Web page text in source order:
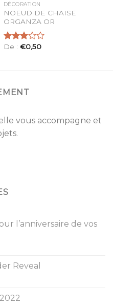
DÉCORATION
NOEUD DE CHAISE
ORGANZA OR
Note
De : €0,50
vous accompagne et
l’anniversaire de vos
Reveal